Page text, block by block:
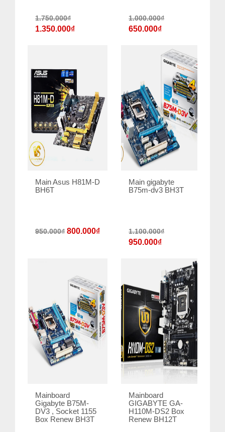
1.750.000₫
1.350.000₫
1.000.000₫
650.000₫
Main Asus H81M-D
BH6T
950.000₫ 800.000₫
Main gigabyte
B75m-dv3 BH3T
1.100.000₫
950.000₫
Mainboard
Gigabyte B75M-
DV3 , Socket 1155
Box Renew BH3T
Mainboard
GIGABYTE GA-
H110M-DS2 Box
Renew BH12T